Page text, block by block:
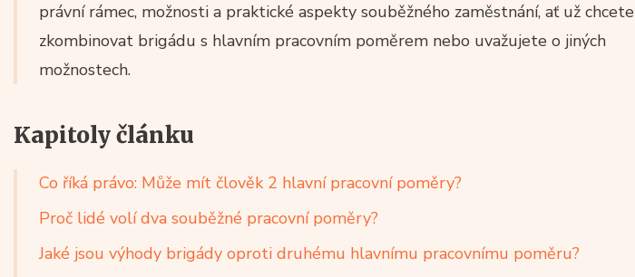
právní rámec, možnosti a praktické aspekty souběžného zaměstnání, ať už chcete
zkombinovat brigádu s hlavním pracovním poměrem nebo uvažujete o jiných
možnostech.
Kapitoly článku
Co říká právo: Může mít člověk 2 hlavní pracovní poměry?
Proč lidé volí dva souběžné pracovní poměry?
Jaké jsou výhody brigády oproti druhému hlavnímu pracovnímu poměru?